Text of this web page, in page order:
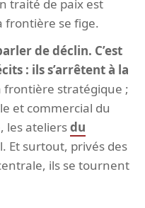
traité de paix est
frontière se fige.
de déclin. C’est
: ils s’arrêtent à la
frontière stratégique ;
et commercial du
les ateliersdu
Et surtout, privés des
ils se tournent